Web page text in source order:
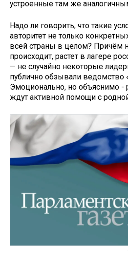
устроенные там же
Надо ли говорить, что такие
авторитет не только
всей страны в целом? Причём
происходит, растет в лагере
— не случайно некоторые
публично обзывали ведомство
Эмоционально, но объяснимо -
ждут активной помощи с